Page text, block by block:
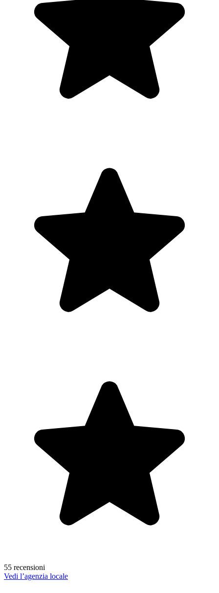
55 recensioni
Vedi l’agenzia locale